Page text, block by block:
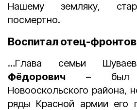
Нашему земляку,
посмертно.
Воспитал отец-
…Глава семьи
Фёдорович – был
Новооскольского района,
ряды Красной армии его